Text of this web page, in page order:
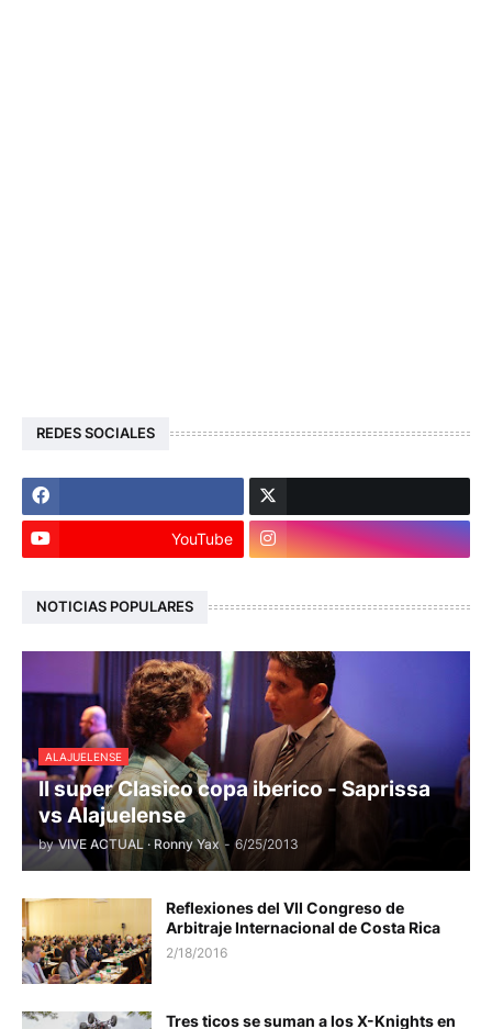
REDES SOCIALES
YouTube
NOTICIAS POPULARES
ALAJUELENSE
II super Clasico copa iberico - Saprissa
vs Alajuelense
by VIVE ACTUAL · Ronny Yax - 6/25/2013
Reflexiones del VII Congreso de
Arbitraje Internacional de Costa Rica
2/18/2016
Tres ticos se suman a los X-Knights en